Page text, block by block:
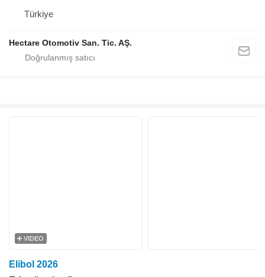
Türkiye
Hectare Otomotiv San. Tic. AŞ.
VIDEO
Elibol 2026